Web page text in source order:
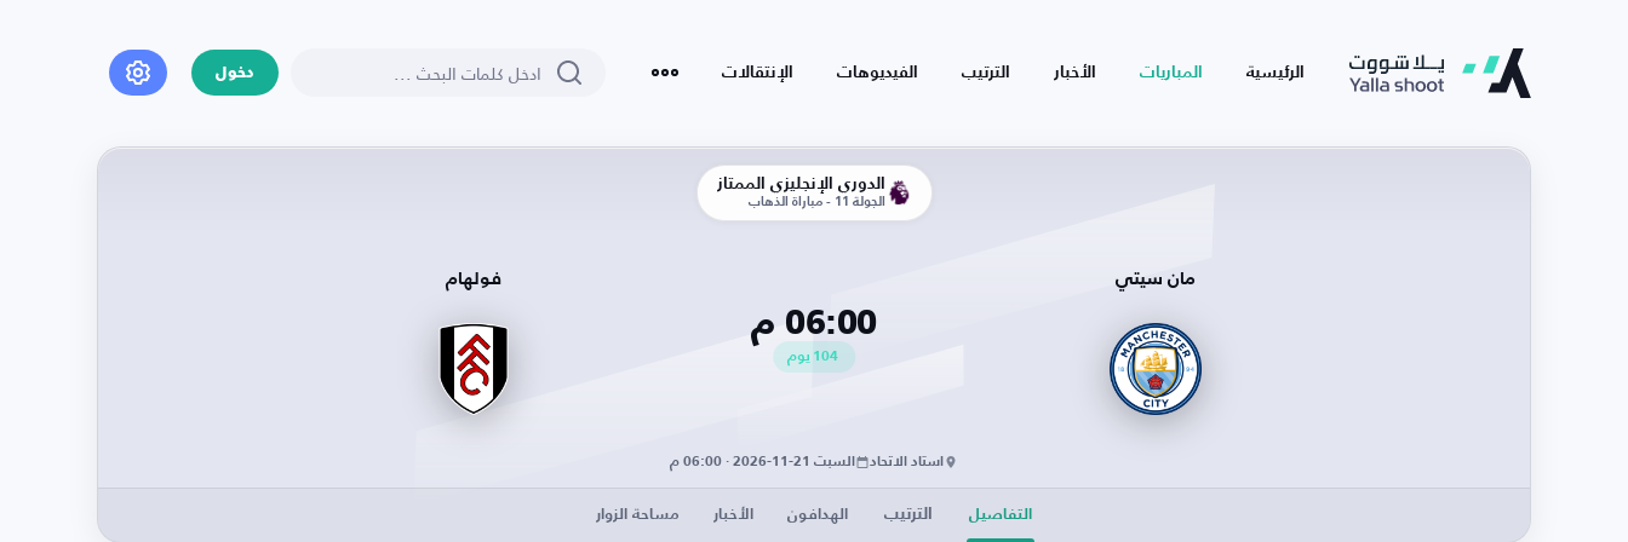
الرئيسية المباريات الأخبار الترتيب الفيديوهات الإنتقالات دخول
الدوري الإنجليزي الممتاز
الجولة 11 - مباراة الذهاب
مان سيتي
06:00 م
104 يوم
فولهام
استاد الاتحاد السبت 21-11-2026 · 06:00 م
التفاصيل الترتيب الهدافون الأخبار مساحة الزوار